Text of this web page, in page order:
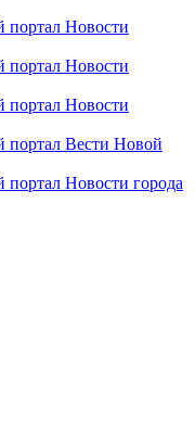
портал Новости
портал Новости
портал Новости
портал Вести Новой
Новости города